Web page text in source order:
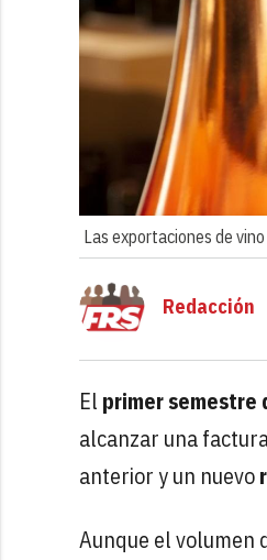
Las exportaciones de
Redacción
El primer semestre
alcanzar una
anterior y un nuevo
Aunque el volumen